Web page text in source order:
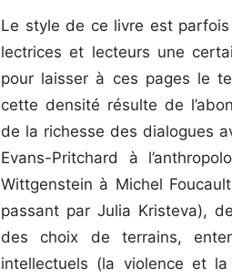
Le style de ce livre est
lectrices et lecteurs une
pour laisser à ces pages le
cette densité résulte de
de la richesse des dialogues
Evans-Pritchard à
Wittgenstein à Michel
passant par Julia Kristeva),
des choix de terrains,
intellectuels (la violence et